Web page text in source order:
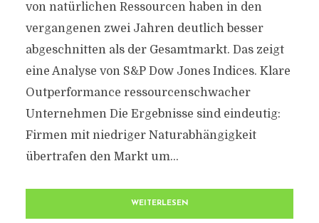
von natürlichen Ressourcen haben in den
vergangenen zwei Jahren deutlich besser
abgeschnitten als der Gesamtmarkt. Das zeigt
eine Analyse von S&P Dow Jones Indices. Klare
Outperformance ressourcenschwacher
Unternehmen Die Ergebnisse sind eindeutig:
Firmen mit niedriger Naturabhängigkeit
übertrafen den Markt um...
WEITERLESEN